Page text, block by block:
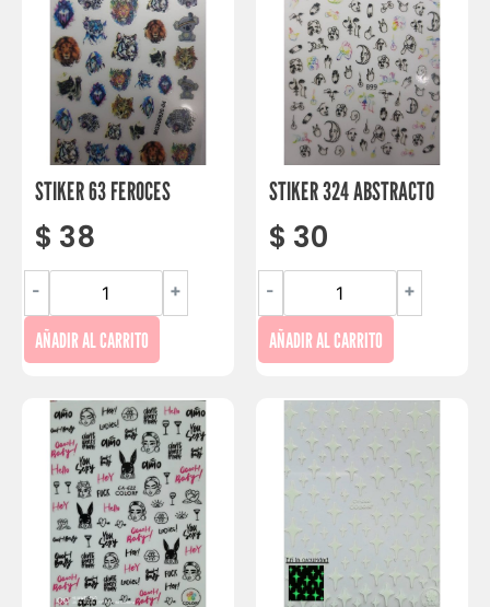
STIKER 63 FEROCES
$ 38
- +
AÑADIR AL CARRITO
STIKER 324 ABSTRACTO
$ 30
- +
AÑADIR AL CARRITO